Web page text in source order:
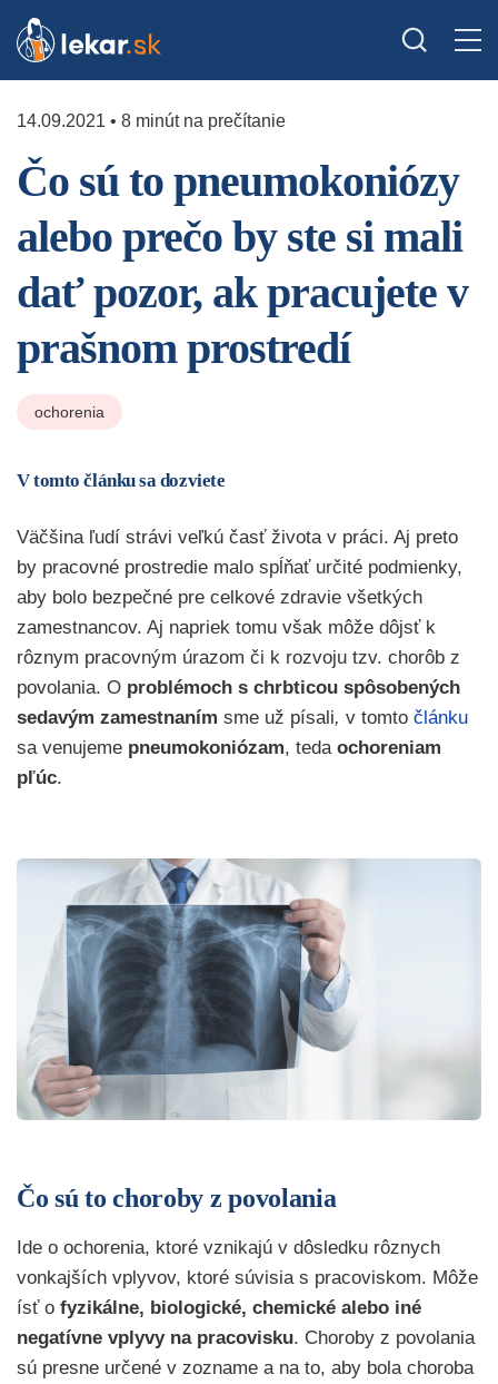
14.09.2021 • 8 minút na prečítanie
Čo sú to pneumokoniózy
alebo prečo by ste si mali
dať pozor, ak pracujete v
prašnom prostredí
ochorenia
V tomto článku sa dozviete
Väčšina ľudí strávi veľkú časť života v práci. Aj preto
by pracovné prostredie malo spĺňať určité podmienky,
aby bolo bezpečné pre celkové zdravie všetkých
zamestnancov. Aj napriek tomu však môže dôjsť k
rôznym pracovným úrazom či k rozvoju tzv. chorôb z
povolania. O problémoch s chrbticou spôsobených
sedavým zamestnaním sme už písali, v tomto článku
sa venujeme pneumokoniózam, teda ochoreniam
pľúc.
Čo sú to choroby z povolania
Ide o ochorenia, ktoré vznikajú v dôsledku rôznych
vonkajších vplyvov, ktoré súvisia s pracoviskom. Môže
ísť o fyzikálne, biologické, chemické alebo iné
negatívne vplyvy na pracovisku. Choroby z povolania
sú presne určené v zozname a na to, aby bola choroba